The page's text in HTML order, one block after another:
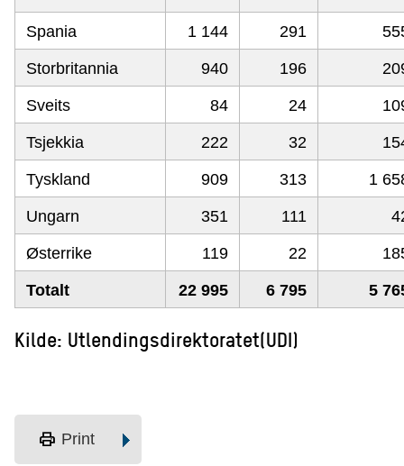
Spania 1 144 291
Storbritannia 940 196
Sveits 84 24
Tsjekkia 222 32
Tyskland 909 313 1
Ungarn 351 111
Østerrike 119 22
Totalt 22 995 6 795 5
Kilde: Utlendingsdirektoratet(UDI)
print Print